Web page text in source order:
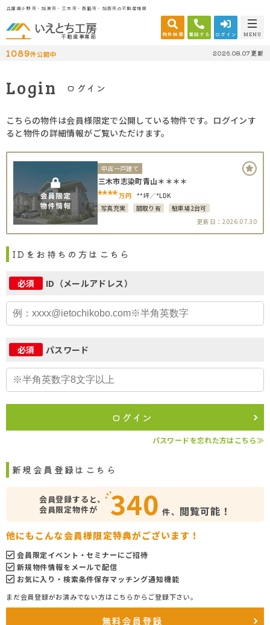
兵庫県小野市・加東市・三木市・西脇市・加西市の不動産情報
不動産事業部 物件検索 電話する ログイン MENU
1089件公開中 2026.08.07更新
Login ログイン
こちらの物件は会員様限定で公開している物件です。ログインす
ると物件の詳細情報がご覧いただけます。
中古一戸建て
三木市志染町青山＊＊＊＊
****万円 **坪
*LDK
写真充実
間取り有
駐車場2台可
更新日：2026.07.30
IDをお持ちの方はこちら
必須 ID（メールアドレス）
必須 パスワード
ログイン
パスワードを忘れた方はこちら≫
新規会員登録はこちら
会員登録すると、
会員限定物件が
340 件、 閲覧可能！
他にもこんな会員様限定特典がございます！
会員限定イベント・セミナーにご招待
新規物件情報をメールで配信
お気に入り・検索条件保存マッチング通知機能
まだ会員登録がお済みでない方はこちらからご登録下さい。
無料会員登録